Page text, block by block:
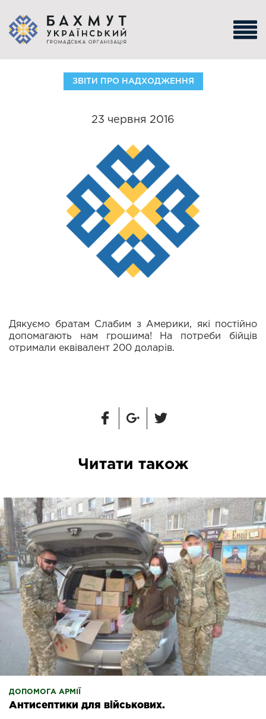
ЗВІТИ ПРО НАДХОДЖЕННЯ
23 червня 2016
Дякуємо братам Слабим з Америки, які постійно
допомагають нам грошима! На потреби бійців
отримали еквівалент 200 доларів.
Читати також
ДОПОМОГА АРМІЇ
Антисептики для військових.